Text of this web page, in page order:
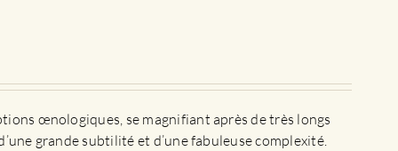
œnologiques, se magnifiant après de très longs
grande subtilité et d’une fabuleuse complexité.